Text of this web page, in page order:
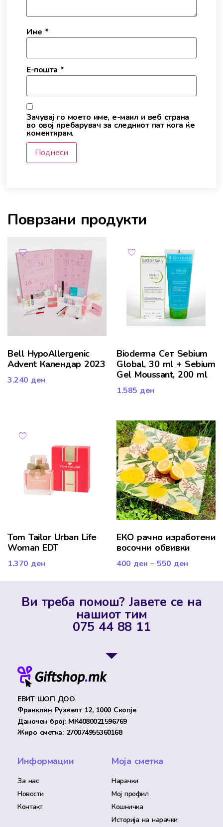
Име *
Е-пошта *
Зачувај го моето име, е-маил и веб страна
во овој пребарувач за следниот пат кога ќе
коментирам.
Поврзани продукти
Bell HypoAllergenic
Advent Календар 2023
3.240 ден
Bioderma Сет Sebium
Global, 30 ml + Sebium
Gel Moussant, 200 ml
1.585 ден
Tom Tailor Urban Life
Woman EDT
1.370 ден
ЕКО рачно изработени
восочни обвивки
400 ден – 550 ден
Ви треба помош? Јавете се на
нашиот тим
075 44 88 11
ЕВИТ ШОП ДОО
Франклин Рузвелт 12, 1000 Скопје
Даночен број: МК4080021596769
Жиро сметка: 270074955360168
Информации
За нас
Новости
Контакт
Моја сметка
Нарачки
Мој профил
Кошничка
Историја на нарачки